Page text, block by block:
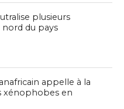
plusieurs
du pays
appelle à la
xénophobes en